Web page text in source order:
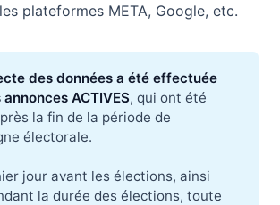
plateformes META, Google, etc.
des données a été effectuée
ACTIVES, qui ont été
la fin de la période de
électorale.
jour avant les élections, ainsi
la durée des élections, toute